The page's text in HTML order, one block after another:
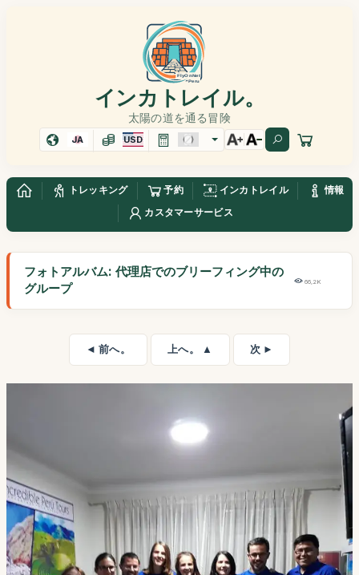
インカトレイル。
太陽の道を通る冒険
JA USD
トレッキング 予約 インカトレイル
情報
カスタマーサービス
フォトアルバム: 代理店でのブリーフィング中の
グループ
66,2K
◄ 前へ。 上へ。 ▲ 次 ►